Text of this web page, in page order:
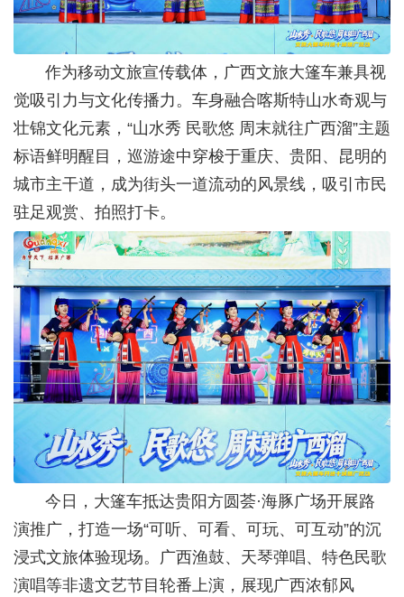
作为移动文旅宣传载体，广西文旅大篷车兼具视
觉吸引力与文化传播力。车身融合喀斯特山水奇观与
壮锦文化元素，“山水秀 民歌悠 周末就往广西溜”主题
标语鲜明醒目，巡游途中穿梭于重庆、贵阳、昆明的
城市主干道，成为街头一道流动的风景线，吸引市民
驻足观赏、拍照打卡。
今日，大篷车抵达贵阳方圆荟·海豚广场开展路
演推广，打造一场“可听、可看、可玩、可互动”的沉
浸式文旅体验现场。广西渔鼓、天琴弹唱、特色民歌
演唱等非遗文艺节目轮番上演，展现广西浓郁风